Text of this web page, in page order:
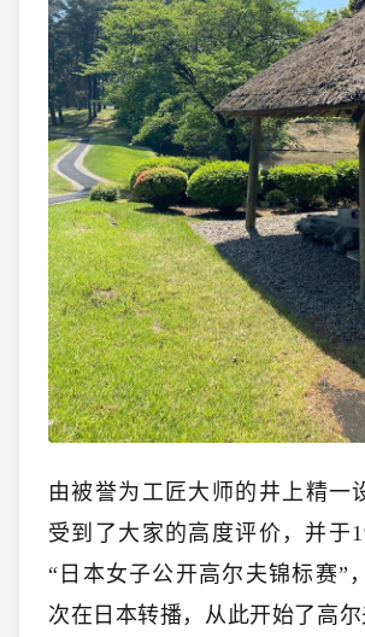
由被誉为工匠大师的井上精一
受到了大家的高度评价，并于
“日本女子公开高尔夫锦标赛”
次在日本转播，从此开始了高尔